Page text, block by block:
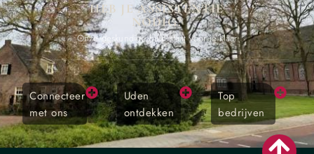
HEB JE ASSISTENTIE
NODIG?
Onze deskundige hulp staat voor je klaar
Connecteer
met ons
Uden
ontdekken
Top
bedrijven